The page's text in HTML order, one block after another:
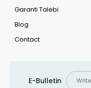
Garanti Talebi
Blog
Contact
E-Bulletin